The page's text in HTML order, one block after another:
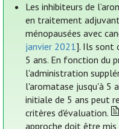
Les inhibiteurs de
en traitement
ménopausées avec
janvier 2021]. Ils sont
5 ans. En fonction du
l'administration
l'aromatase jusqu'à 5
initiale de 5 ans peut
critères d'évaluation.
approche doit être